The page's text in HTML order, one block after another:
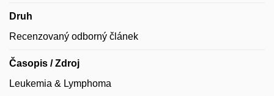
Druh
Recenzovaný odborný článek
Časopis / Zdroj
Leukemia & Lymphoma